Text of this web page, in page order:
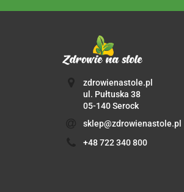
zdrowienastole.pl
ul. Pułtuska 38
05-140 Serock
sklep@zdrowienastole.pl
+48 722 340 800